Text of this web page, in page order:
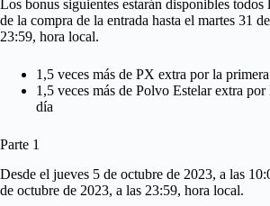
Los bonus siguientes estarán disponibles todos
de la compra de la entrada hasta el martes 31
23:59, hora local.
1,5 veces más de PX extra por la
1,5 veces más de Polvo Estelar extra
día
Parte 1
Desde el jueves 5 de octubre de 2023, a las
de octubre de 2023, a las 23:59, hora local.